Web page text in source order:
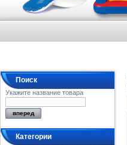
Поиск
Укажите название товара
Категории